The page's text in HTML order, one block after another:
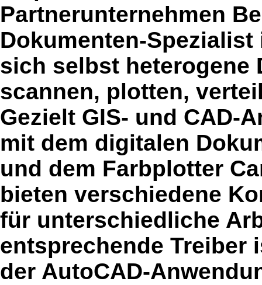
Partnerunternehmen
Dokumenten-
sich selbst heterogene
scannen, plotten,
Gezielt GIS- und CAD-
mit dem digitalen
und dem Farbplotter
bieten verschiedene
für unterschiedliche
entsprechende Treiber
der AutoCAD-